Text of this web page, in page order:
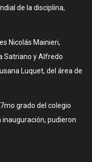
de la disciplina,
Nicolás Mainieri,
Satriano y Alfredo
Luquet, del área de
grado del colegio
inauguración, pudieron